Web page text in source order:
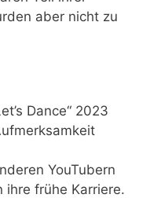
aber nicht zu
Dance“ 2023
YouTubern
ihre frühe Karriere.